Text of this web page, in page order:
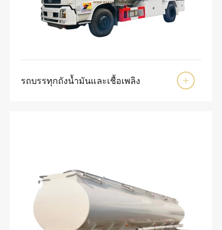
รถบรรทุกถังน้ำมันและเชื้อเพลิง 